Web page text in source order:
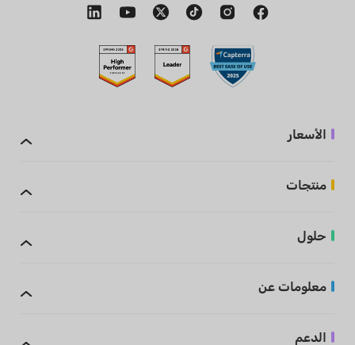
الأسعار
منتجات
حلول
معلومات عن
الدعم